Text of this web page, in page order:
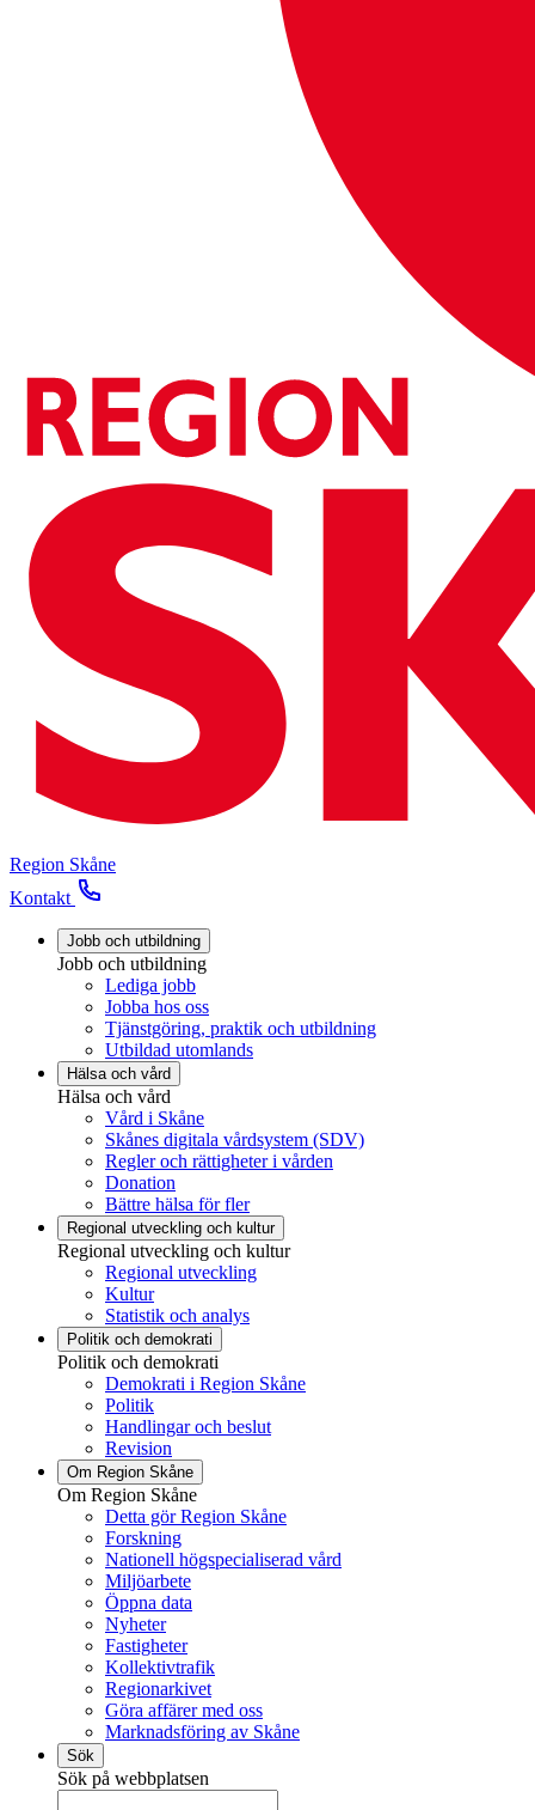
Region Skåne
Kontakt
Jobb och utbildning
Jobb och utbildning
Lediga jobb
Jobba hos oss
Tjänstgöring, praktik och utbildning
Utbildad utomlands
Hälsa och vård
Hälsa och vård
Vård i Skåne
Skånes digitala vårdsystem (SDV)
Regler och rättigheter i vården
Donation
Bättre hälsa för fler
Regional utveckling och kultur
Regional utveckling och kultur
Regional utveckling
Kultur
Statistik och analys
Politik och demokrati
Politik och demokrati
Demokrati i Region Skåne
Politik
Handlingar och beslut
Revision
Om Region Skåne
Om Region Skåne
Detta gör Region Skåne
Forskning
Nationell högspecialiserad vård
Miljöarbete
Öppna data
Nyheter
Fastigheter
Kollektivtrafik
Regionarkivet
Göra affärer med oss
Marknadsföring av Skåne
Sök
Sök på webbplatsen